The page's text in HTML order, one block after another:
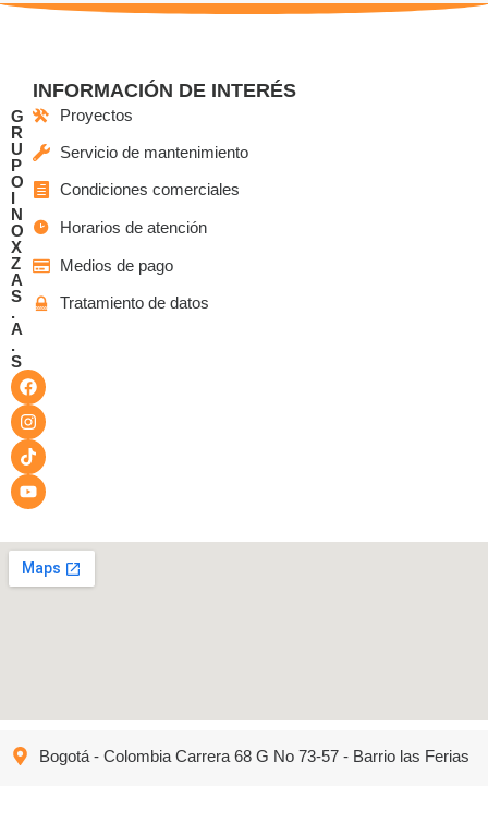
G
R
U
P
O
I
N
O
X
Z
A
S
.
A
.
S
INFORMACIÓN DE INTERÉS
Proyectos
Servicio de mantenimiento
Condiciones comerciales
Horarios de atención
Medios de pago
Tratamiento de datos
Bogotá - Colombia Carrera 68 G No 73-57 - Barrio las Ferias